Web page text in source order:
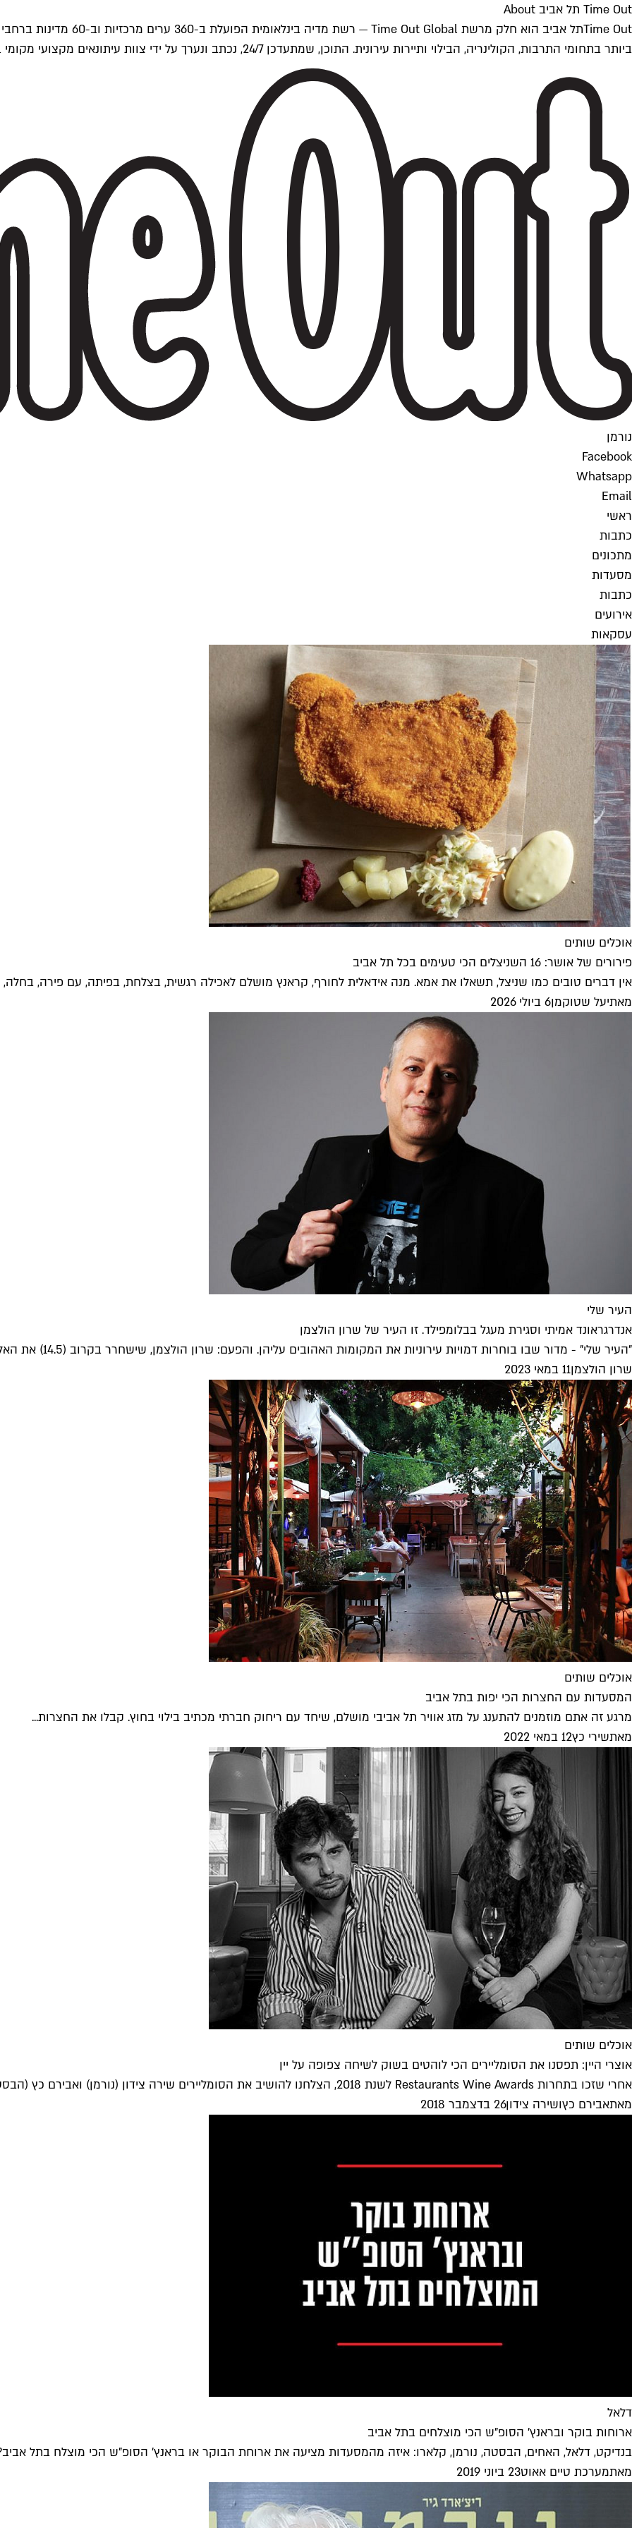
Time Out תל אביב About
ביותר בתחומי התרבות, הקולינריה, הבילוי ותיירות עירונית. התוכן, שמתעדכן 24/7, נכתב ונערך על ידי צוות עיתונאים מקצועי מקומי בישראל, בהתאם לסטנדרטים של Time Out העולמית.
נורמן
Facebook
Whatsapp
Email
ראשי
כתבות
מתכונים
מסעדות
כתבות
אירועים
עסקאות
אוכלים שותים
פירורים של אושר: 16 השניצלים הכי טעימים בכל תל אביב
אין דברים טובים כמו שניצל, תשאלו את אמא. מנה אידאלית לחורף, קראנץ מושלם לאכילה רגשית, בצלחת, בפיתה, עם פירה, בחלה,
מאתיעל שטוקמן6 ביולי 2026
העיר שלי
אנדרגראונד אמיתי וסגירת מעגל בבלומפילד. זו העיר של שרון הולצמן
"העיר שלי" - מדור שבו בוחרות דמויות עירוניות את המקומות האהובים עליהן. והפעם: שרון הולצמן, שישחרר בקרוב (14.5) את האלבום השישי...
שרון הולצמן11 במאי 2023
אוכלים שותים
המסעדות עם החצרות הכי יפות בתל אביב
מרגע זה אתם מוזמנים להתענג על מזג אוויר תל אביבי מושלם, שיחד עם ריחוק חברתי מכתיב בילוי בחוץ. קבלו את החצרות...
מאתשירי כץ12 במאי 2022
אוכלים שותים
אוצרי היין: תפסנו את הסומליירים הכי לוהטים בשוק לשיחה צפופה על יין
אחרי שזכו בתחרות Restaurants Wine Awards לשנת 2018, הצלחנו להושיב את הסומליירים שירה צידון (נורמן) ואבירם כץ (הבסטה) לשיחה כנה על...
מאתאבירם כץושירה צידון26 בדצמבר 2018
דלאל
ארוחות בוקר ובראנץ' הסופ"ש הכי מוצלחים בתל אביב
בנדיקט, דלאל, האחים, הבסטה, נורמן, קלארו: איזה מהמסעדות מציעה את ארוחת הבוקר או בראנץ' הסופ"ש הכי מוצלח בתל
מאתמערכת טיים אאוט23 ביוני 2019